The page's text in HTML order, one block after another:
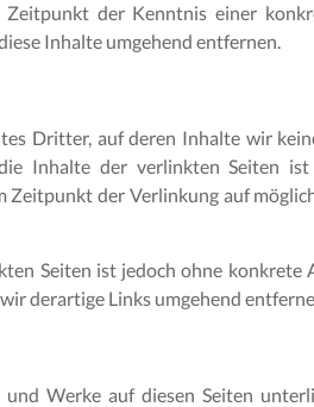
der Kenntnis einer
Inhalte umgehend entfernen.
Dritter, auf deren Inhalte wir
Inhalte der verlinkten Seiten
der Verlinkung auf
Seiten ist jedoch ohne
derartige Links umgehend
Werke auf diesen Seiten